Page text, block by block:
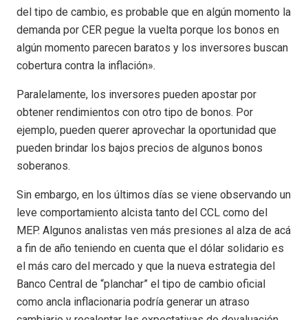
del tipo de cambio, es probable que en algún momento la
demanda por CER pegue la vuelta porque los bonos en
algún momento parecen baratos y los inversores buscan
cobertura contra la inflación».
Paralelamente, los inversores pueden apostar por
obtener rendimientos con otro tipo de bonos. Por
ejemplo, pueden querer aprovechar la oportunidad que
pueden brindar los bajos precios de algunos bonos
soberanos.
Sin embargo, en los últimos días se viene observando un
leve comportamiento alcista tanto del CCL como del
MEP. Algunos analistas ven más presiones al alza de acá
a fin de año teniendo en cuenta que el dólar solidario es
el más caro del mercado y que la nueva estrategia del
Banco Central de “planchar” el tipo de cambio oficial
como ancla inflacionaria podría generar un atraso